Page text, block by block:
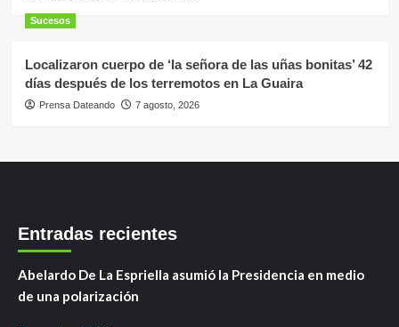
Sucesos
Localizaron cuerpo de ‘la señora de las uñas bonitas’ 42
días después de los terremotos en La Guaira
Prensa Dateando 7 agosto, 2026
Entradas recientes
Abelardo De La Espriella asumió la Presidencia en medio
de una polarización